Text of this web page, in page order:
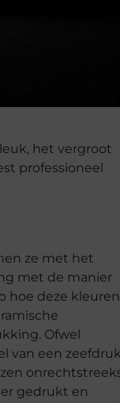
het vergroot
professioneel
ze met het
met de manier
hoe deze kleuren
Ofwel
van een zeefdruk
gedrukt en